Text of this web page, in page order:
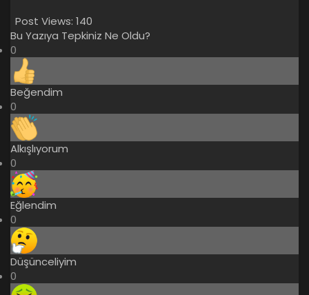
Post Views: 140
Bu Yazıya Tepkiniz Ne Oldu?
0
Beğendim
0
Alkışlıyorum
0
Eğlendim
0
Düşünceliyim
0